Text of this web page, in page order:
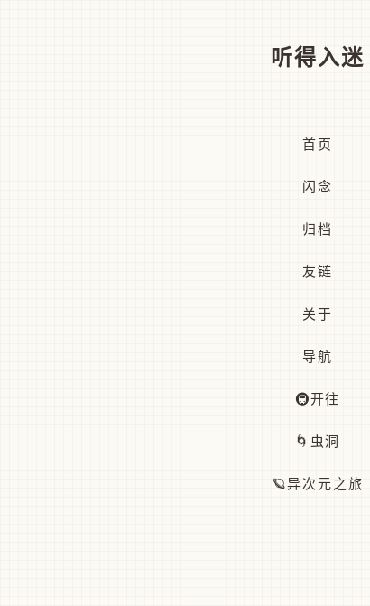
听得入迷
首页
闪念
归档
友链
关于
导航
🚇开往
🌀虫洞
🪐异次元之旅